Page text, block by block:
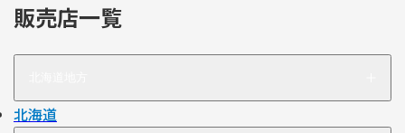
販売店一覧
北海道